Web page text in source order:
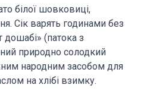
білої шовковиці,
Сік варять годинами без
(патока з
природно солодкий
народним засобом для
на хлібі взимку.